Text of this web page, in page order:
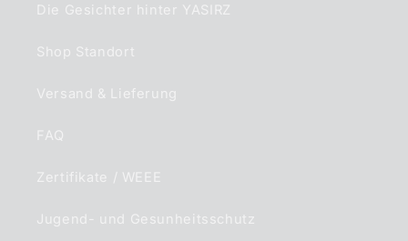
Die Gesichter hinter YASIRZ
Shop Standort
Versand & Lieferung
FAQ
Zertifikate / WEEE
Jugend- und Gesunheitsschutz